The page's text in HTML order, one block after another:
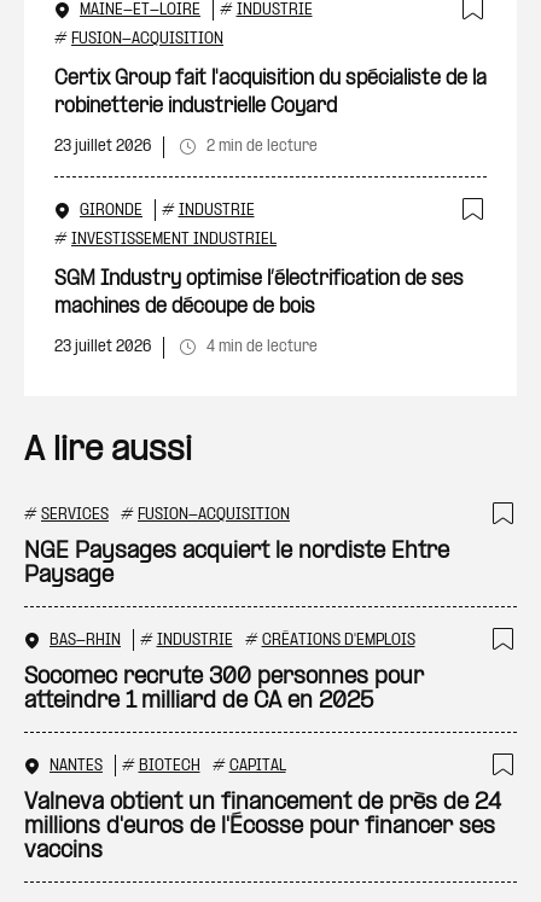
MAINE-ET-LOIRE # INDUSTRIE
# FUSION-ACQUISITION
Certix Group fait l'acquisition du spécialiste de la
robinetterie industrielle Coyard
23 juillet 2026 2 min de lecture
GIRONDE # INDUSTRIE
# INVESTISSEMENT INDUSTRIEL
SGM Industry optimise l’électrification de ses
machines de découpe de bois
23 juillet 2026 4 min de lecture
A lire aussi
# SERVICES # FUSION-ACQUISITION
NGE Paysages acquiert le nordiste Ehtre
Paysage
BAS-RHIN # INDUSTRIE # CRÉATIONS D'EMPLOIS
Socomec recrute 300 personnes pour
atteindre 1 milliard de CA en 2025
NANTES # BIOTECH # CAPITAL
Valneva obtient un financement de près de 24
millions d'euros de l'Écosse pour financer ses
vaccins